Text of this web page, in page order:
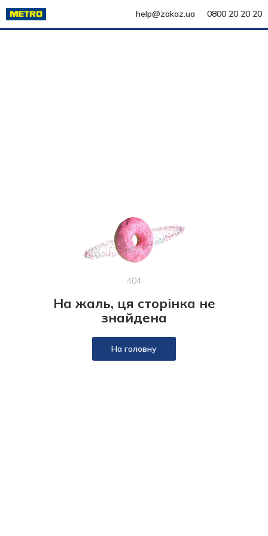
help@zakaz.ua 0800 20 20 20
404
На жаль, ця сторінка не
знайдена
На головну